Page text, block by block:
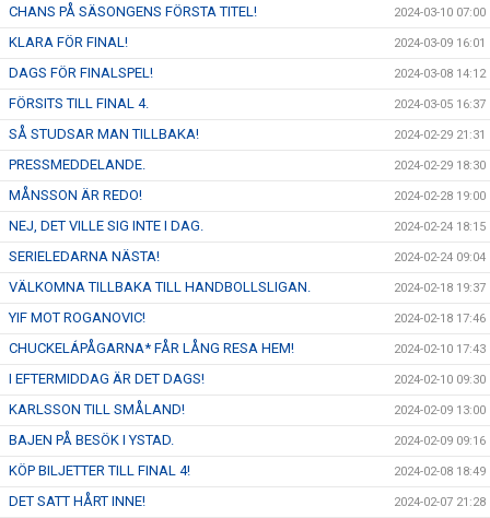
CHANS PÅ SÄSONGENS FÖRSTA TITEL! 2024-03-10 07:00
KLARA FÖR FINAL! 2024-03-09 16:01
DAGS FÖR FINALSPEL! 2024-03-08 14:12
FÖRSITS TILL FINAL 4. 2024-03-05 16:37
SÅ STUDSAR MAN TILLBAKA! 2024-02-29 21:31
PRESSMEDDELANDE. 2024-02-29 18:30
MÅNSSON ÄR REDO! 2024-02-28 19:00
NEJ, DET VILLE SIG INTE I DAG. 2024-02-24 18:15
SERIELEDARNA NÄSTA! 2024-02-24 09:04
VÄLKOMNA TILLBAKA TILL HANDBOLLSLIGAN. 2024-02-18 19:37
YIF MOT ROGANOVIC! 2024-02-18 17:46
CHUCKELÁPÅGARNA* FÅR LÅNG RESA HEM! 2024-02-10 17:43
I EFTERMIDDAG ÄR DET DAGS! 2024-02-10 09:30
KARLSSON TILL SMÅLAND! 2024-02-09 13:00
BAJEN PÅ BESÖK I YSTAD. 2024-02-09 09:16
KÖP BILJETTER TILL FINAL 4! 2024-02-08 18:49
DET SATT HÅRT INNE! 2024-02-07 21:28